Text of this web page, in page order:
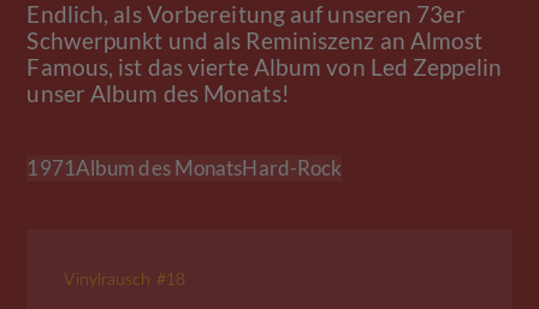
Endlich, als Vorbereitung auf unseren 73er
Schwerpunkt und als Reminiszenz an Almost
Famous, ist das vierte Album von Led Zeppelin
unser Album des Monats!
1971Album des MonatsHard-Rock
Vinylrausch #18